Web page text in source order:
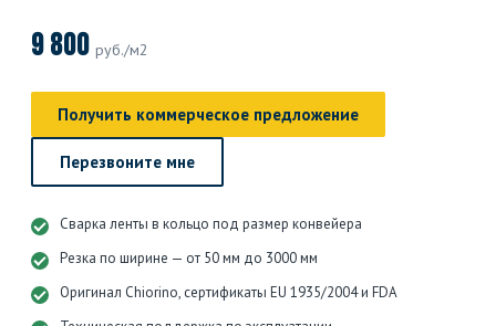
9 800 руб./м2
Получить коммерческое предложение
Перезвоните мне
Сварка ленты в кольцо под размер конвейера
Резка по ширине — от 50 мм до 3000 мм
Оригинал Chiorino, сертификаты EU 1935/2004 и FDA